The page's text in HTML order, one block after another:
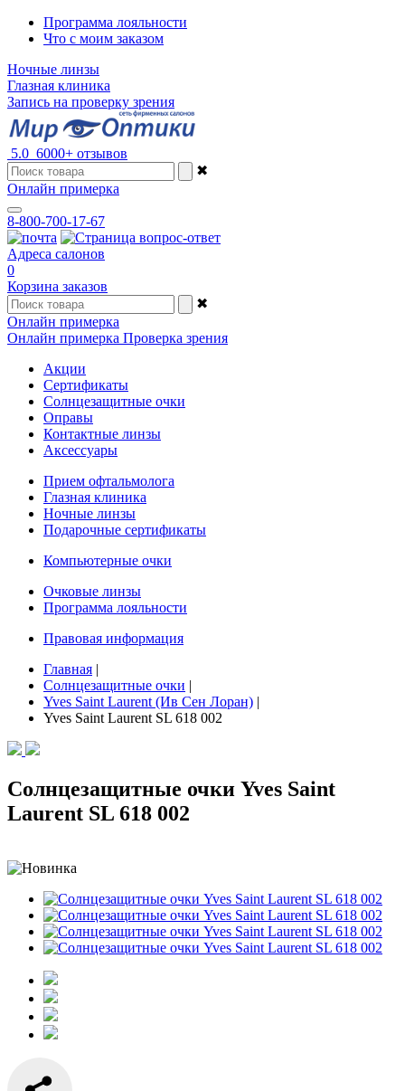
Программа лояльности
Что с моим заказом
Ночные линзы
Глазная клиника
Запись на проверку зрения
5.0 6000+ отзывов
✖
Онлайн примерка
8-800-700-17-67
Адреса салонов
0
Корзина заказов
✖
Онлайн примерка
Онлайн примерка Проверка зрения
Акции
Сертификаты
Солнцезащитные очки
Оправы
Контактные линзы
Аксессуары
Прием офтальмолога
Глазная клиника
Ночные линзы
Подарочные сертификаты
Компьютерные очки
Очковые линзы
Программа лояльности
Правовая информация
Главная |
Солнцезащитные очки |
Yves Saint Laurent (Ив Сен Лоран) |
Yves Saint Laurent SL 618 002
Солнцезащитные очки Yves Saint
Laurent SL 618 002